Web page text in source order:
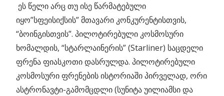
ეს წელი არც თუ ისე წარმატებული
იყო”სფეისიქსის” მთავარი კონკურენტისთვის,
“ბოინგისთვის”. პილოტირებული კოსმოსური
ხომალდის, “სტარლაინერის” (Starliner) საცდელი
ფრენა ფიასკოთი დასრულდა. პილოტირებული
კოსმოსური ფრენების ისტორიაში პირველად, ორი
ასტრონავტი-გამომცდლი (სუნიტა უილიამსი და